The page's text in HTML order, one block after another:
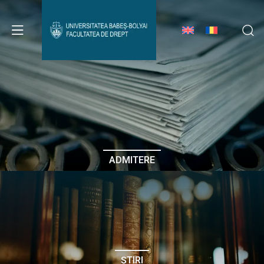
Avizier Studenți
Studii
Admitere
Erasmus & Internațional
Despre Facultate
ADMITERE
ȘTIRI